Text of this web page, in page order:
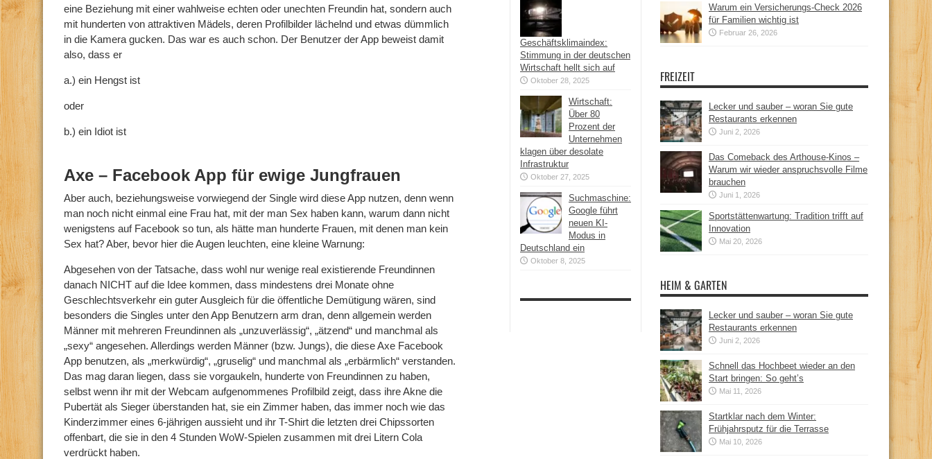
eine Beziehung mit einer wahlweise echten oder unechten Freundin hat, sondern auch
mit hunderten von attraktiven Mädels, deren Profilbilder lächelnd und etwas dümmlich
in die Kamera gucken. Das war es auch schon. Der Benutzer der App beweist damit
also, dass er
a.) ein Hengst ist
oder
b.) ein Idiot ist
Axe – Facebook App für ewige Jungfrauen
Aber auch, beziehungsweise vorwiegend der Single wird diese App nutzen, denn wenn
man noch nicht einmal eine Frau hat, mit der man Sex haben kann, warum dann nicht
wenigstens auf Facebook so tun, als hätte man hunderte Frauen, mit denen man kein
Sex hat? Aber, bevor hier die Augen leuchten, eine kleine Warnung:
Abgesehen von der Tatsache, dass wohl nur wenige real existierende Freundinnen
danach NICHT auf die Idee kommen, dass mindestens drei Monate ohne
Geschlechtsverkehr ein guter Ausgleich für die öffentliche Demütigung wären, sind
besonders die Singles unter den App Benutzern arm dran, denn allgemein werden
Männer mit mehreren Freundinnen als „unzuverlässig“, „ätzend“ und manchmal als
„sexy“ angesehen. Allerdings werden Männer (bzw. Jungs), die diese Axe Facebook
App benutzen, als „merkwürdig“, „gruselig“ und manchmal als „erbärmlich“ verstanden.
Das mag daran liegen, dass sie vorgaukeln, hunderte von Freundinnen zu haben,
selbst wenn ihr mit der Webcam aufgenommenes Profilbild zeigt, dass ihre Akne die
Pubertät als Sieger überstanden hat, sie ein Zimmer haben, das immer noch wie das
Kinderzimmer eines 6-jährigen aussieht und ihr T-Shirt die letzten drei Chipssorten
offenbart, die sie in den 4 Stunden WoW-Spielen zusammen mit drei Litern Cola
verdrückt haben.
Geschäftsklimaindex:
Stimmung in der deutschen
Wirtschaft hellt sich auf
Oktober 28, 2025
Wirtschaft:
Über 80
Prozent der
Unternehmen
klagen über desolate
Infrastruktur
Oktober 27, 2025
Suchmaschine:
Google führt
neuen KI-
Modus in
Deutschland ein
Oktober 8, 2025
Warum ein Versicherungs-Check 2026
für Familien wichtig ist
Februar 26, 2026
FREIZEIT
Lecker und sauber – woran Sie gute
Restaurants erkennen
Juni 2, 2026
Das Comeback des Arthouse-Kinos –
Warum wir wieder anspruchsvolle Filme
brauchen
Juni 1, 2026
Sportstättenwartung: Tradition trifft auf
Innovation
Mai 20, 2026
HEIM & GARTEN
Lecker und sauber – woran Sie gute
Restaurants erkennen
Juni 2, 2026
Schnell das Hochbeet wieder an den
Start bringen: So geht’s
Mai 11, 2026
Startklar nach dem Winter:
Frühjahrsputz für die Terrasse
Mai 10, 2026